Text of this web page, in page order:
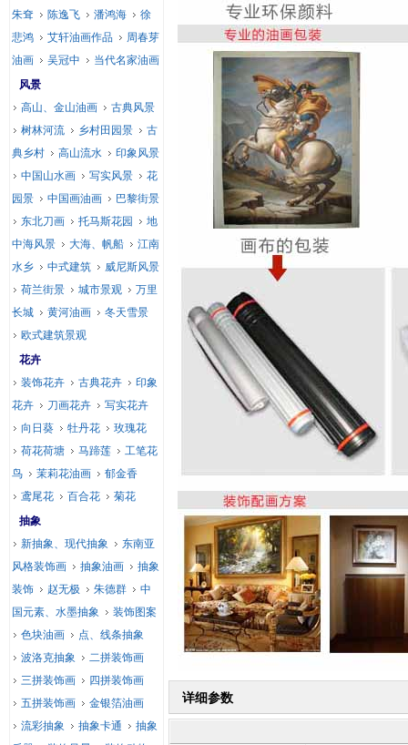
详细参数
朱耷
陈逸飞 潘鸿海
徐
悲鸿
艾轩油画作品
周春芽
油画
吴冠中
当代名家油画
风景
高山、金山油画
古典风景
树林河流
乡村田园景
古
典乡村
高山流水
印象风景
中国山水画
写实风景
花
园景
中国画油画
巴黎街景
东北刀画
托马斯花园
地
中海风景
大海、帆船
江南
水乡
中式建筑
威尼斯风景
荷兰街景
城市景观
万里
长城
黄河油画
冬天雪景
欧式建筑景观
花卉
装饰花卉
古典花卉
印象
花卉
刀画花卉
写实花卉
向日葵
牡丹花
玫瑰花
荷花荷塘
马蹄莲
工笔花
鸟
茉莉花油画
郁金香
鸢尾花
百合花
菊花
抽象
新抽象、现代抽象
东南亚
风格装饰画
抽象油画
抽象
装饰
赵无极 朱德群
中
国元素、水墨抽象
装饰图案
色块油画
点、线条抽象
波洛克抽象
二拼装饰画
三拼装饰画
四拼装饰画
五拼装饰画
金银箔油画
流彩抽象
抽象卡通
抽象